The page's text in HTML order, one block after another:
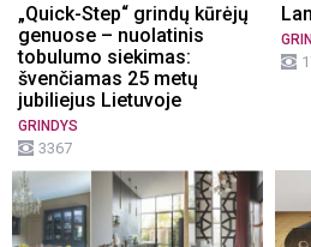
„Quick-Step“ grindų kūrėjų
genuose – nuolatinis
tobulumo siekimas:
švenčiamas 25 metų
jubiliejus Lietuvoje
GRINDYS
3367